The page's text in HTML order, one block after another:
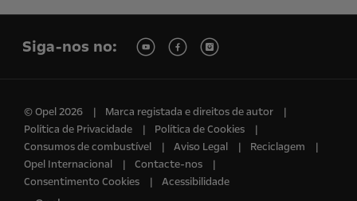
Siga-nos no:
© Opel 2026
Marca registada e direitos de autor
Política de Privacidade
Política de Cookies
Consumos de combustível
Aviso Legal
Reciclagem
Opel Internacional
Contacte-nos
Consentimento Cookies
Acessibilidade